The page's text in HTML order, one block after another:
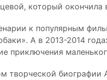
который
к популярным
А в 2013-2014
приключения
творческой биографии